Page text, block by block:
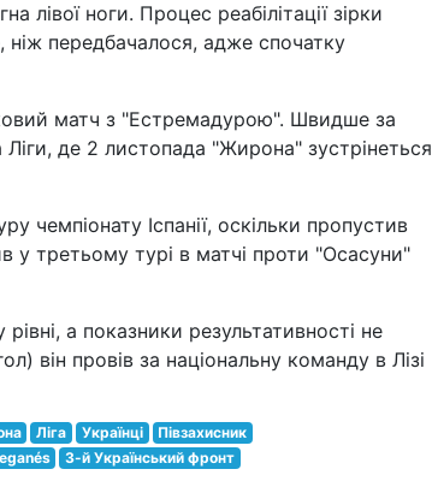
лівої ноги. Процес реабілітації зірки
передбачалося, адже спочатку
матч з "Естремадурою". Швидше за
Ліги, де 2 листопада "Жирона" зустрінеться
чемпіонату Іспанії, оскільки пропустив
у третьому турі в матчі проти "Осасуни"
а показники результативності не
він провів за національну команду в Лізі
Ліга Українці
Півзахисник
3-й Український фронт